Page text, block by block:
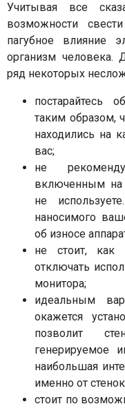
Учитывая все
возможности
пагубное влияние
организм человека.
ряд некоторых
постарайтесь
таким образом,
находились на
вас;
не
включенным на
не
наносимого
об износе
не стоит, как
отключать
монитора;
идеальным
окажется
позволит
генерируемое
наибольшая
именно от
стоит по